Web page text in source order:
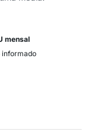
mensal
informado